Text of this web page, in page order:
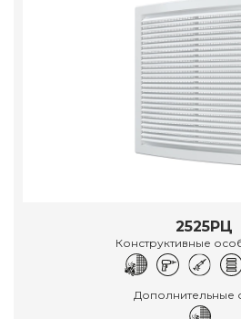
2525РЦ
Конструктивные
Дополнительные